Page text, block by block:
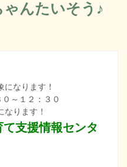
んたいそう♪
になります！
～１２：３０
ります！
て支援情報センタ